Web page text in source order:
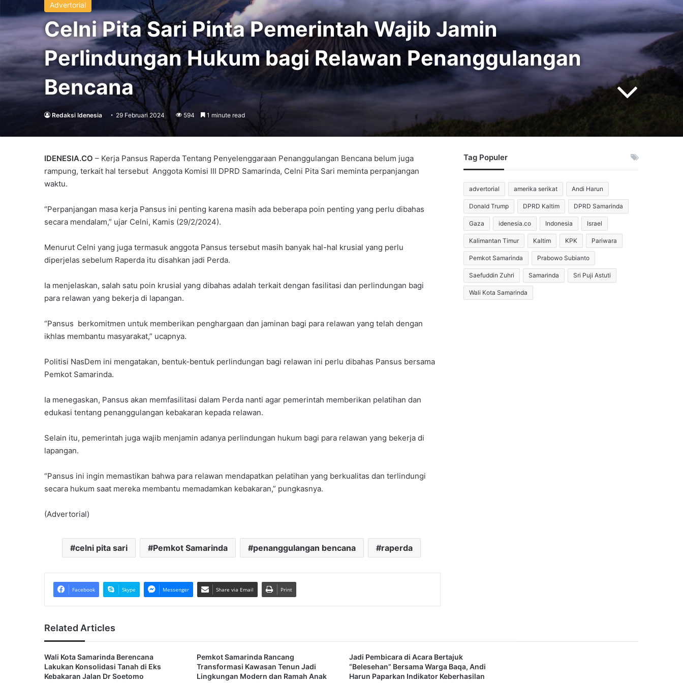
Advertorial
Celni Pita Sari Pinta Pemerintah Wajib Jamin
Perlindungan Hukum bagi Relawan Penanggulangan
Bencana
Redaksi Idenesia 29 Februari 2024 594 1 minute read
IDENESIA.CO – Kerja Pansus Raperda Tentang Penyelenggaraan Penanggulangan Bencana belum juga
rampung, terkait hal tersebut Anggota Komisi III DPRD Samarinda, Celni Pita Sari meminta perpanjangan
waktu.
“Perpanjangan masa kerja Pansus ini penting karena masih ada beberapa poin penting yang perlu dibahas
secara mendalam,” ujar Celni, Kamis (29/2/2024).
Menurut Celni yang juga termasuk anggota Pansus tersebut masih banyak hal-hal krusial yang perlu
diperjelas sebelum Raperda itu disahkan jadi Perda.
Ia menjelaskan, salah satu poin krusial yang dibahas adalah terkait dengan fasilitasi dan perlindungan bagi
para relawan yang bekerja di lapangan.
“Pansus berkomitmen untuk memberikan penghargaan dan jaminan bagi para relawan yang telah dengan
ikhlas membantu masyarakat,” ucapnya.
Politisi NasDem ini mengatakan, bentuk-bentuk perlindungan bagi relawan ini perlu dibahas Pansus bersama
Pemkot Samarinda.
Ia menegaskan, Pansus akan memfasilitasi dalam Perda nanti agar pemerintah memberikan pelatihan dan
edukasi tentang penanggulangan kebakaran kepada relawan.
Selain itu, pemerintah juga wajib menjamin adanya perlindungan hukum bagi para relawan yang bekerja di
lapangan.
“Pansus ini ingin memastikan bahwa para relawan mendapatkan pelatihan yang berkualitas dan terlindungi
secara hukum saat mereka membantu memadamkan kebakaran,” pungkasnya.
(Advertorial)
celni pita sari Pemkot Samarinda penanggulangan bencana raperda
Facebook Skype Messenger Share via Email Print
Tag Populer
advertorial amerika serikat Andi Harun
Donald Trump DPRD Kaltim DPRD Samarinda
Gaza idenesia.co Indonesia Israel
Kalimantan Timur Kaltim KPK Pariwara
Pemkot Samarinda Prabowo Subianto
Saefuddin Zuhri Samarinda Sri Puji Astuti
Wali Kota Samarinda
Related Articles
Wali Kota Samarinda Berencana
Lakukan Konsolidasi Tanah di Eks
Kebakaran Jalan Dr Soetomo
Pemkot Samarinda Rancang
Transformasi Kawasan Tenun Jadi
Lingkungan Modern dan Ramah Anak
Jadi Pembicara di Acara Bertajuk
“Belesehan” Bersama Warga Baqa, Andi
Harun Paparkan Indikator Keberhasilan